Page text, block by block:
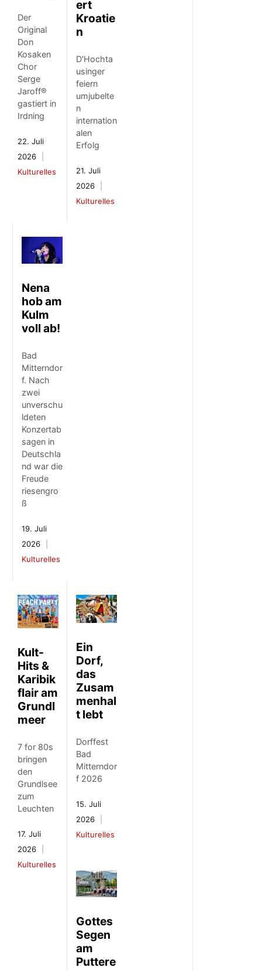
Der
Original
Don
Kosaken
Chor
Serge
Jaroff®
gastiert in
Irdning
22. Juli
2026
Kulturelles
ert
Kroatie
n
D'Hochta
usinger
feiern
umjubelte
n
internation
alen
Erfolg
21. Juli
2026
Kulturelles
Nena
hob am
Kulm
voll ab!
Bad
Mitterndor
f. Nach
zwei
unverschu
ldeten
Konzertab
sagen in
Deutschla
nd war die
Freude
riesengro
ß
19. Juli
2026
Kulturelles
Kult-
Hits &
Karibik
flair am
Grundl
meer
7 for 80s
bringen
den
Grundlsee
zum
Leuchten
17. Juli
2026
Kulturelles
Ein
Dorf,
das
Zusam
menhal
t lebt
Dorffest
Bad
Mitterndor
f 2026
15. Juli
2026
Kulturelles
Gottes
Segen
am
Puttere